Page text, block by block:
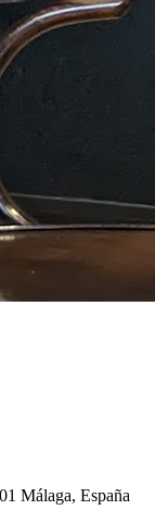
Málaga, España